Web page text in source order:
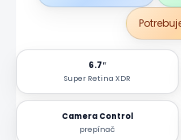
6.7″
Super Retina XDR
Camera Control
prepínač